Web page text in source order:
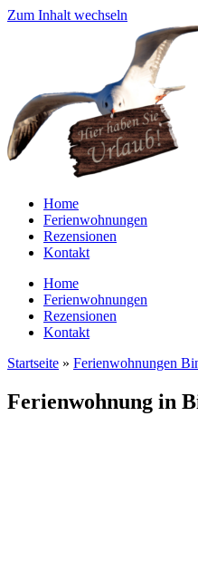
Zum Inhalt wechseln
Home
Ferienwohnungen
Rezensionen
Kontakt
Home
Ferienwohnungen
Rezensionen
Kontakt
Startseite » Ferienwohnungen
Ferienwohnung in